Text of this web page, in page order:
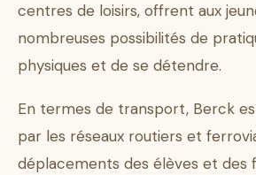
centres de loisirs, offrent aux
nombreuses possibilités de
physiques et de se détendre.
En termes de transport, Berck
par les réseaux routiers et
déplacements des élèves et des